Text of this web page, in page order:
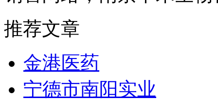
推荐文章
金港医药
宁德市南阳实业